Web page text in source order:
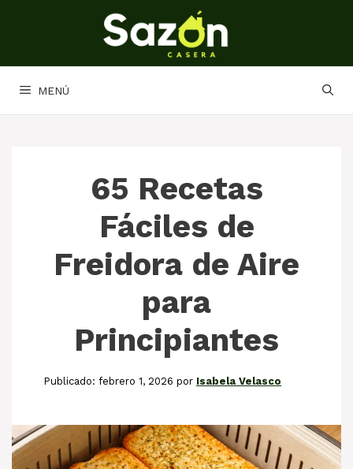
MENÚ
65 Recetas
Fáciles de
Freidora de Aire
para
Principiantes
febrero 1, 2026 por Isabela Velasco